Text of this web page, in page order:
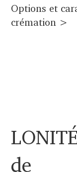
Options et
crémation >
de